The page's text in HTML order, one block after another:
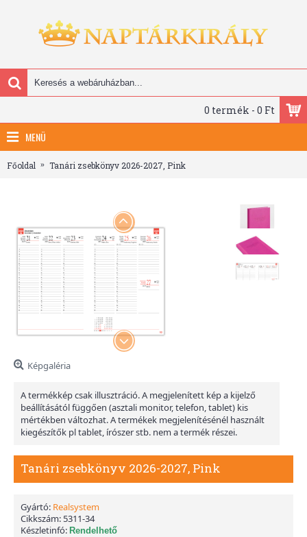
0 termék - 0 Ft
MENÜ
Főoldal Tanári zsebkönyv 2026-2027, Pink
Képgaléria
A termékkép csak illusztráció. A megjelenített kép a kijelző
beállításától függően (asztali monitor, telefon, tablet) kis
mértékben változhat. A termékek megjelenítésénél használt
kiegészítők pl tablet, írószer stb. nem a termék részei.
Tanári zsebkönyv 2026-2027, Pink
Gyártó: Realsystem
Cikkszám: 5311-34
Készletinfó: Rendelhető